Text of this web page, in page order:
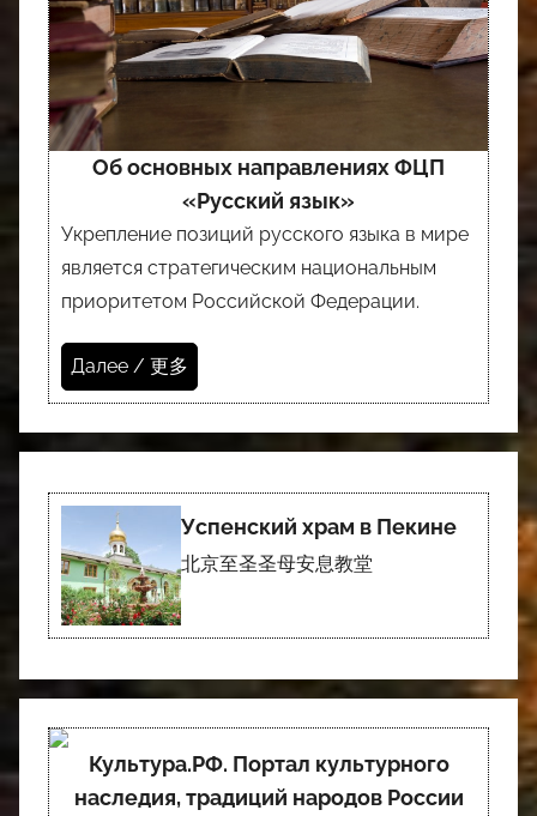
Об основных направлениях ФЦП
«Русский язык»
Укрепление позиций русского языка в мире
является стратегическим национальным
приоритетом Российской Федерации.
Далее / 更多
Успенский храм в Пекине
北京至圣圣母安息教堂
Культура.РФ. Портал культурного
наследия, традиций народов России